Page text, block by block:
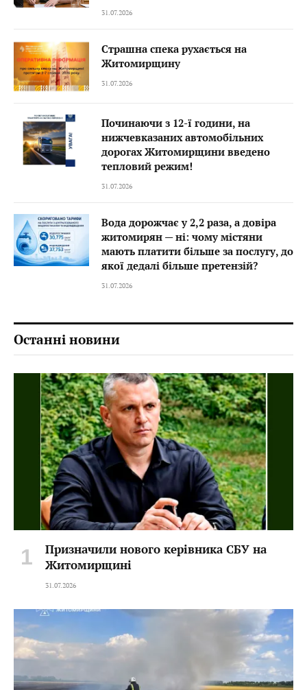
31.07.2026
Страшна спека рухається на
Житомирщину
31.07.2026
Починаючи з 12-ї години, на
нижчевказаних автомобільних
дорогах Житомирщини введено
тепловий режим!
31.07.2026
Вода дорожчає у 2,2 раза, а довіра
житомирян — ні: чому містяни
мають платити більше за послугу, до
якої дедалі більше претензій?
31.07.2026
Останні новини
Призначили нового керівника СБУ на
Житомирщині
31.07.2026